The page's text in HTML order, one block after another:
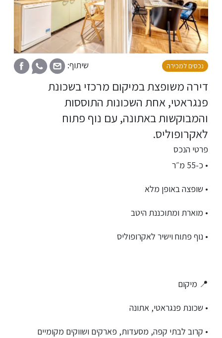
נכסים למכירה שיתוף:
דירה משופצת במיקום מרכזי בשכונת
פנגראטי, אחת השכונות התוססות
והמבוקשות באתונה, עם נוף פתוח
לאקרופוליס.
פרטי הנכס
• כ-55 מ״ר
• שופצה באופן מלא
• מוארת ומתוכננת היטב
• נוף פתוח וישיר לאקרופוליס
📍 מיקום
• שכונת פנגראטי, אתונה
• קרוב לבתי קפה, מסעדות, פארקים ושווקים מקומיים